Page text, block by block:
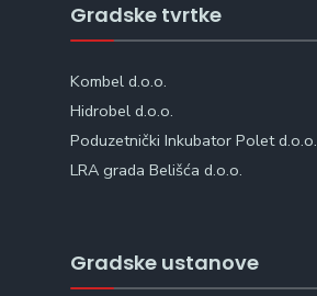
Gradske tvrtke
Kombel d.o.o.
Hidrobel d.o.o.
Poduzetnički Inkubator Polet d.o.o.
LRA grada Belišća d.o.o.
Gradske ustanove